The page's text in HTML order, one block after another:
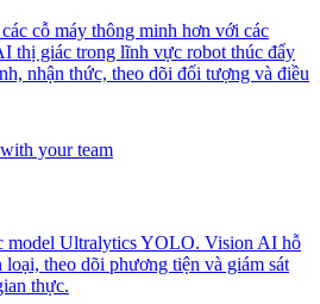
cỗ máy thông minh hơn với các
thị giác trong lĩnh vực robot thúc đẩy
nhận thức, theo dõi đối tượng và điều
model Ultralytics YOLO. Vision AI hỗ
loại, theo dõi phương tiện và giám sát
thực.